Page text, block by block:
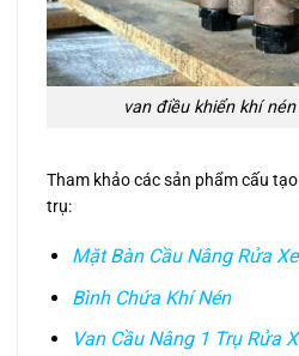
van điều khiển khí
Tham khảo các sản phẩm cấu
trụ:
Mặt Bàn Cầu Nâng Rửa
Bình Chứa Khí Nén
Van Cầu Nâng 1 Trụ Rửa